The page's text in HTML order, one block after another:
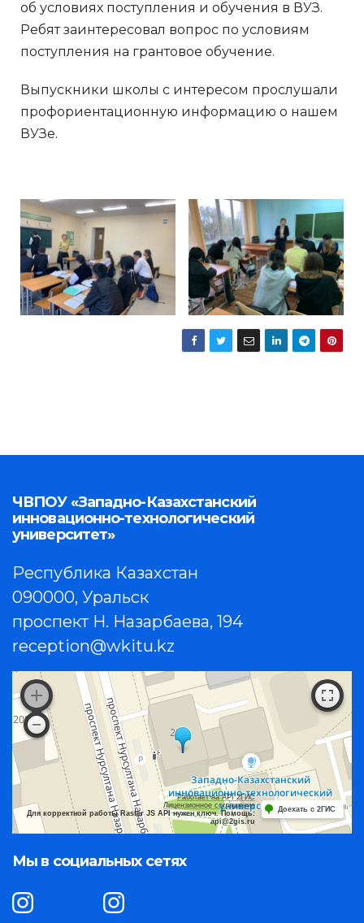
об условиях поступления и обучения в ВУЗ.
Ребят заинтересовал вопрос по условиям
поступления на грантовое обучение.
Выпускники школы с интересом прослушали
профориентационную информацию о нашем
ВУЗе.
ЧВПОУ «Западно-Казахстанский
инновационно-технологический
университет»
Республика Казахстан
090000, Уральск
проспект Н. Назарбаева, 194
reception@wkitu.kz
Работает на API 2ГИС
Лицензионное соглашение
Для корректной работы Raster JS API нужен ключ. Помощь:
api@2gis.ru
Доехать с 2ГИС
Мы в социальных сетях